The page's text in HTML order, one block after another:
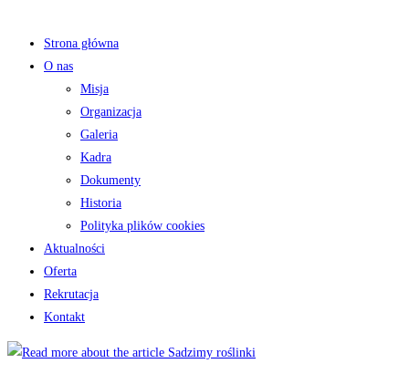
Strona główna
O nas
Misja
Organizacja
Galeria
Kadra
Dokumenty
Historia
Polityka plików cookies
Aktualności
Oferta
Rekrutacja
Kontakt